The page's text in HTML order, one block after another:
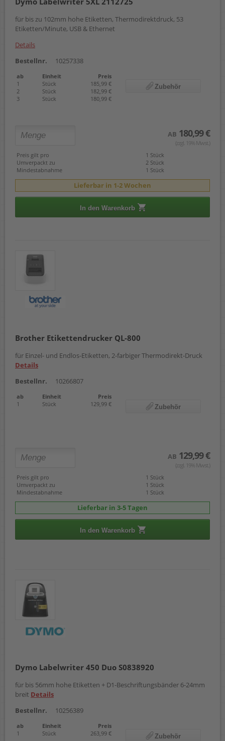
für bis zu 102mm hohe Etiketten, Thermodirektdruck, 53
Etiketten/Minute, USB & Ethernet
Details
Bestellnr.
10257338
ab Einheit
Preis
1
Stück
185,99 €
2
Stück
182,99 €
3
Stück 180,99 €
Zubehör
AB 180,99 €
(zzgl. 19% Mwst.)
Preis gilt pro
1 Stück
Umverpackt zu
2 Stück
Mindestabnahme
1 Stück
Lieferbar in 1-2 Wochen
In den Warenkorb
Brother Etikettendrucker QL-800
für Einzel- und Endlos-Etiketten, 2-farbiger Thermodirekt-Druck
Details
Bestellnr.
10266807
ab Einheit
Preis
1
Stück 129,99 € Zubehör
AB 129,99 €
(zzgl. 19% Mwst.)
Preis gilt pro
1 Stück
Umverpackt zu
1 Stück
Mindestabnahme
1 Stück
Lieferbar in 3-5 Tagen
In den Warenkorb
Dymo Labelwriter 450 Duo S0838920
für bis 56mm hohe Etiketten + D1-Beschriftungsbänder 6-24mm
breit Details
Bestellnr.
10256389
ab Einheit
Preis
1
Stück 263,99 € Zubehör